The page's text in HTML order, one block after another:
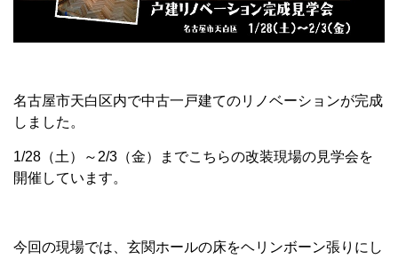
名古屋市天白区内で中古一戸建てのリノベーションが完成
しました。
1/28（土）～2/3（金）までこちらの改装現場の見学会を
開催しています。
今回の現場では、玄関ホールの床をヘリンボーン張りにし